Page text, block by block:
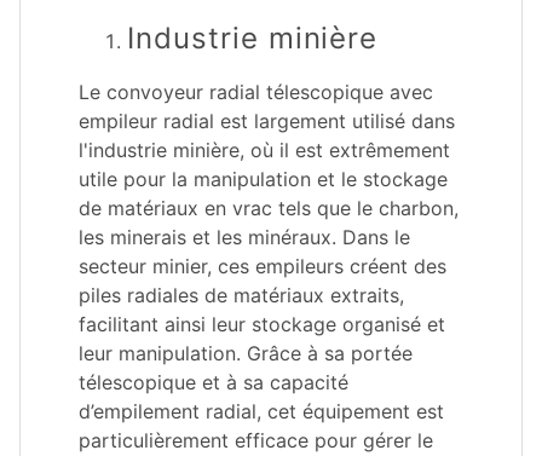
Industrie minière
Le convoyeur radial télescopique avec
empileur radial est largement utilisé dans
l'industrie minière, où il est extrêmement
utile pour la manipulation et le stockage
de matériaux en vrac tels que le charbon,
les minerais et les minéraux. Dans le
secteur minier, ces empileurs créent des
piles radiales de matériaux extraits,
facilitant ainsi leur stockage organisé et
leur manipulation. Grâce à sa portée
télescopique et à sa capacité
d’empilement radial, cet équipement est
particulièrement efficace pour gérer le